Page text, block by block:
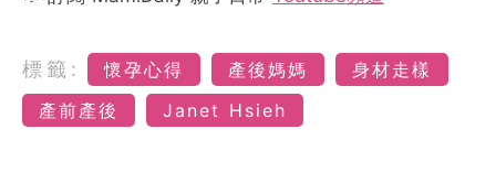
標籤: 懷孕心得 產後媽媽
身材走樣
產前產後
Janet Hsieh